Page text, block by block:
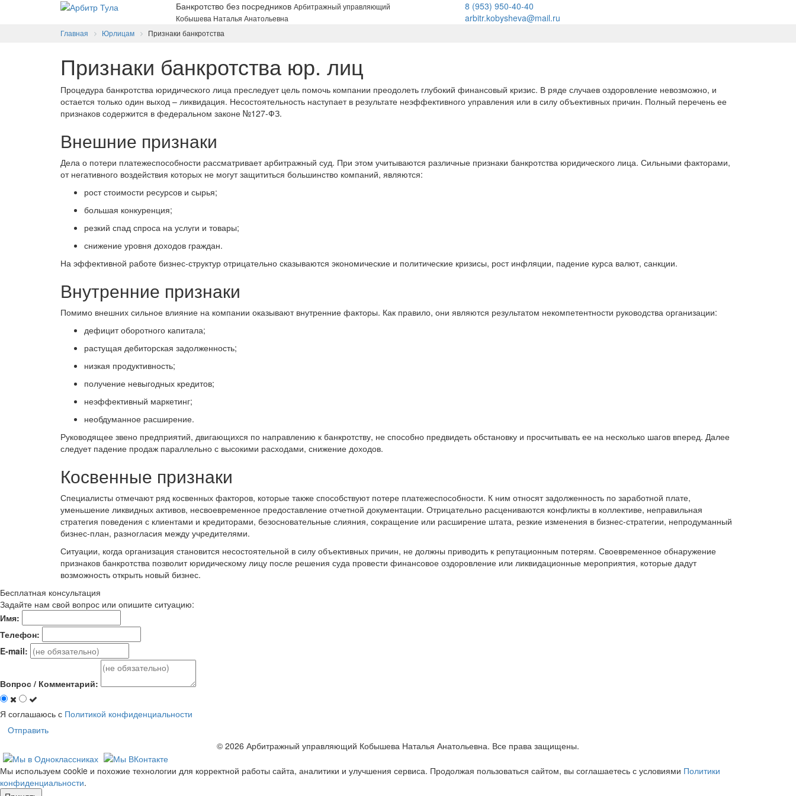
Банкротство без посредников Арбитражный управляющий
Кобышева Наталья Анатольевна
8 (953) 950-40-40
arbitr.kobysheva@mail.ru
Главная Юрлицам Признаки банкротства
Признаки банкротства юр. лиц
Процедура банкротства юридического лица преследует цель помочь компании преодолеть глубокий финансовый кризис. В ряде случаев оздоровление невозможно, и
остается только один выход – ликвидация. Несостоятельность наступает в результате неэффективного управления или в силу объективных причин. Полный перечень ее
признаков содержится в федеральном законе №127-ФЗ.
Внешние признаки
Дела о потери платежеспособности рассматривает арбитражный суд. При этом учитываются различные признаки банкротства юридического лица. Сильными факторами,
от негативного воздействия которых не могут защититься большинство компаний, являются:
рост стоимости ресурсов и сырья;
большая конкуренция;
резкий спад спроса на услуги и товары;
снижение уровня доходов граждан.
На эффективной работе бизнес-структур отрицательно сказываются экономические и политические кризисы, рост инфляции, падение курса валют, санкции.
Внутренние признаки
Помимо внешних сильное влияние на компании оказывают внутренние факторы. Как правило, они являются результатом некомпетентности руководства организации:
дефицит оборотного капитала;
растущая дебиторская задолженность;
низкая продуктивность;
получение невыгодных кредитов;
неэффективный маркетинг;
необдуманное расширение.
Руководящее звено предприятий, двигающихся по направлению к банкротству, не способно предвидеть обстановку и просчитывать ее на несколько шагов вперед. Далее
следует падение продаж параллельно с высокими расходами, снижение доходов.
Косвенные признаки
Специалисты отмечают ряд косвенных факторов, которые также способствуют потере платежеспособности. К ним относят задолженность по заработной плате,
уменьшение ликвидных активов, несвоевременное предоставление отчетной документации. Отрицательно расцениваются конфликты в коллективе, неправильная
стратегия поведения с клиентами и кредиторами, безосновательные слияния, сокращение или расширение штата, резкие изменения в бизнес-стратегии, непродуманный
бизнес-план, разногласия между учредителями.
Ситуации, когда организация становится несостоятельной в силу объективных причин, не должны приводить к репутационным потерям. Своевременное обнаружение
признаков банкротства позволит юридическому лицу после решения суда провести финансовое оздоровление или ликвидационные мероприятия, которые дадут
возможность открыть новый бизнес.
Бесплатная консультация
Задайте нам свой вопрос или опишите ситуацию:
Имя:
Телефон:
E-mail:
Вопрос / Комментарий:
Я соглашаюсь с Политикой конфиденциальности
Отправить
© 2026 Арбитражный управляющий Кобышева Наталья Анатольевна. Все права защищены.
Мы используем cookie и похожие технологии для корректной работы сайта, аналитики и улучшения сервиса. Продолжая пользоваться сайтом, вы соглашаетесь с условиями Политики
конфиденциальности.